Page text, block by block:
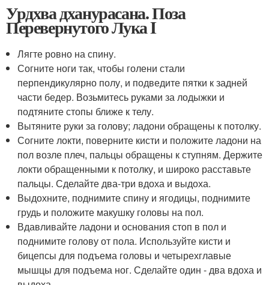
Урдхва дханурасана. Поза
Перевернутого Лука I
Лягте ровно на спину.
Согните ноги так, чтобы голени стали
перпендикулярно полу, и подведите пятки к задней
части бедер. Возьмитесь руками за лодыжки и
подтяните стопы ближе к телу.
Вытяните руки за голову; ладони обращены к потолку.
Согните локти, поверните кисти и положите ладони на
пол возле плеч, пальцы обращены к ступням. Держите
локти обращенными к потолку, и широко расставьте
пальцы. Сделайте два-три вдоха и выдоха.
Выдохните, поднимите спину и ягодицы, поднимите
грудь и положите макушку головы на пол.
Вдавливайте ладони и основания стоп в пол и
поднимите голову от пола. Используйте кисти и
бицепсы для подъема головы и четырехглавые
мышцы для подъема ног. Сделайте один - два вдоха и